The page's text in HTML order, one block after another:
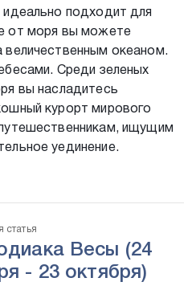
подходит для
от моря вы можете
величественным океаном.
Среди зеленых
вы насладитесь
курорт мирового
ищущим
уединение.
статья
Весы (24
- 23 октября)